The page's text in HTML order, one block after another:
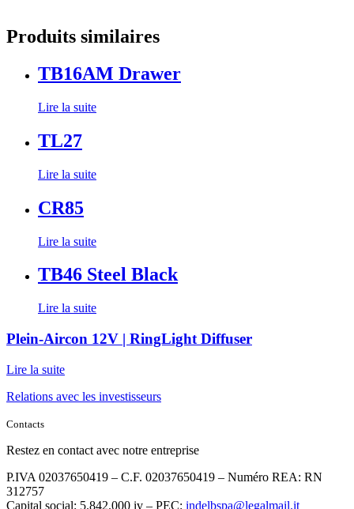
Produits similaires
TB16AM Drawer
Lire la suite
TL27
Lire la suite
CR85
Lire la suite
TB46 Steel Black
Lire la suite
Plein-Aircon 12V | RingLight Diffuser
Lire la suite
Relations avec les investisseurs
Contacts
Restez en contact avec notre entreprise
P.IVA 02037650419 – C.F. 02037650419 – Numéro REA: RN
312757
Capital social: 5.842.000 iv – PEC: indelbspa@legalmail.it